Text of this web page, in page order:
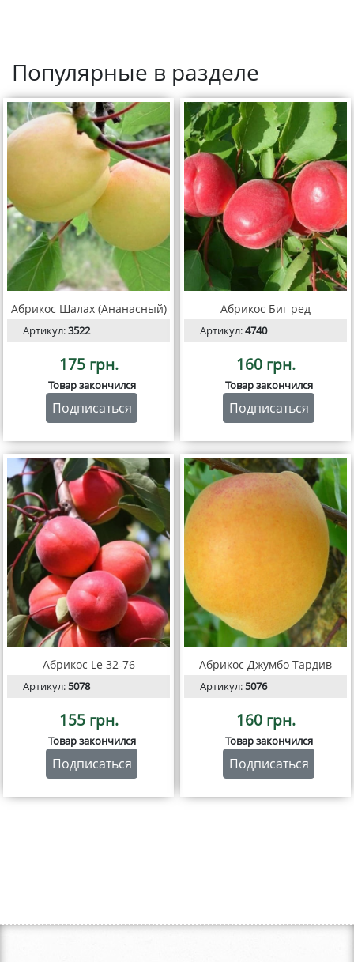
Популярные в разделе
Абрикос Шалах (Ананасный)
Артикул:3522
175 грн.
Товар закончился
Подписаться
Абрикос Биг ред
Артикул:4740
160 грн.
Товар закончился
Подписаться
Абрикос Le 32-76
Артикул:5078
155 грн.
Товар закончился
Подписаться
Абрикос Джумбо Тардив
Артикул:5076
160 грн.
Товар закончился
Подписаться